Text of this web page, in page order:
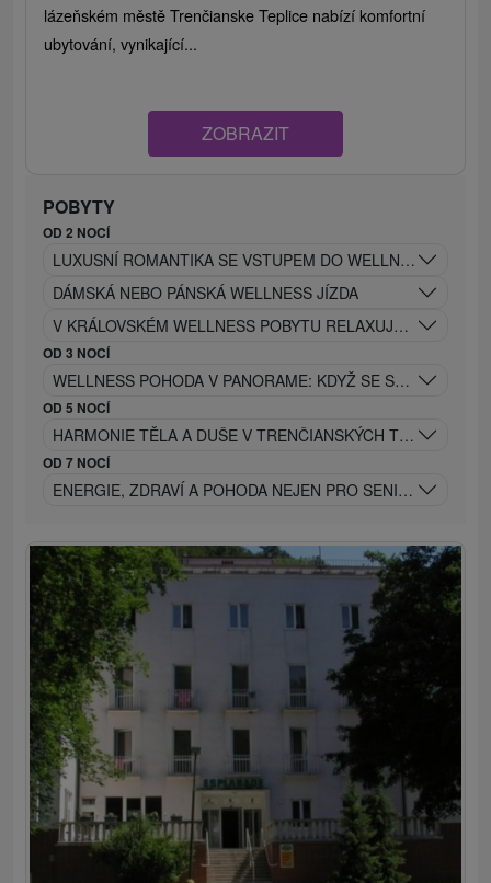
lázeňském městě Trenčianske Teplice nabízí komfortní
ubytování, vynikající...
ZOBRAZIT
POBYTY
OD 2 NOCÍ
LUXUSNÍ ROMANTIKA SE VSTUPEM DO WELLNESS,
DÁMSKÁ NEBO PÁNSKÁ WELLNESS JÍZDA
V KRÁLOVSKÉM WELLNESS POBYTU RELAXUJTE JAKO
OD 3 NOCÍ
WELLNESS POHODA V PANORAME: KDYŽ SE SNY STÁVAJÍ
OD 5 NOCÍ
HARMONIE TĚLA A DUŠE V TRENČIANSKÝCH TEPLICÍCH
OD 7 NOCÍ
ENERGIE, ZDRAVÍ A POHODA NEJEN PRO SENIORY